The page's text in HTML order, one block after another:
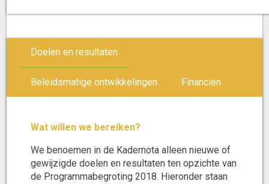
Doelen en resultaten
Beleidsmatige ontwikkelingen Financiën
Wat willen we bereiken?
We benoemen in de Kadernota alleen nieuwe of
gewijzigde doelen en resultaten ten opzichte van
de Programmabegroting 2018. Hieronder staan